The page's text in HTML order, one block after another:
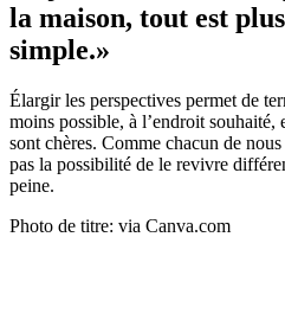
la maison, tout est
simple.»
Élargir les perspectives permet de
moins possible, à l’endroit souhaité,
sont chères. Comme chacun de
pas la possibilité de le revivre
peine.
Photo de titre: via Canva.com